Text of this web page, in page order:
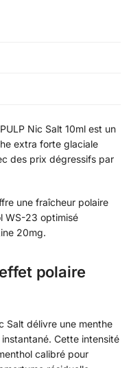
Nic Salt 10ml est un
extra forte glaciale
des prix dégressifs par
une fraîcheur polaire
WS-23 optimisé
20mg.
polaire
Salt délivre une menthe
Cette intensité
calibré pour